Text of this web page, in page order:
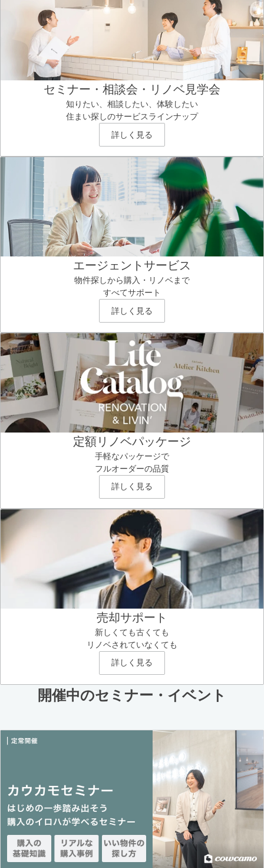
セミナー・相談会・リノベ見学会
知りたい、相談したい、体験したい
住まい探しのサービスラインナップ
詳しく見る
エージェントサービス
物件探しから購入・リノベまで
すべてサポート
詳しく見る
定額リノベパッケージ
手軽なパッケージで
フルオーダーの品質
詳しく見る
売却サポート
新しくても古くても
リノベされていなくても
詳しく見る
開催中のセミナー・イベント